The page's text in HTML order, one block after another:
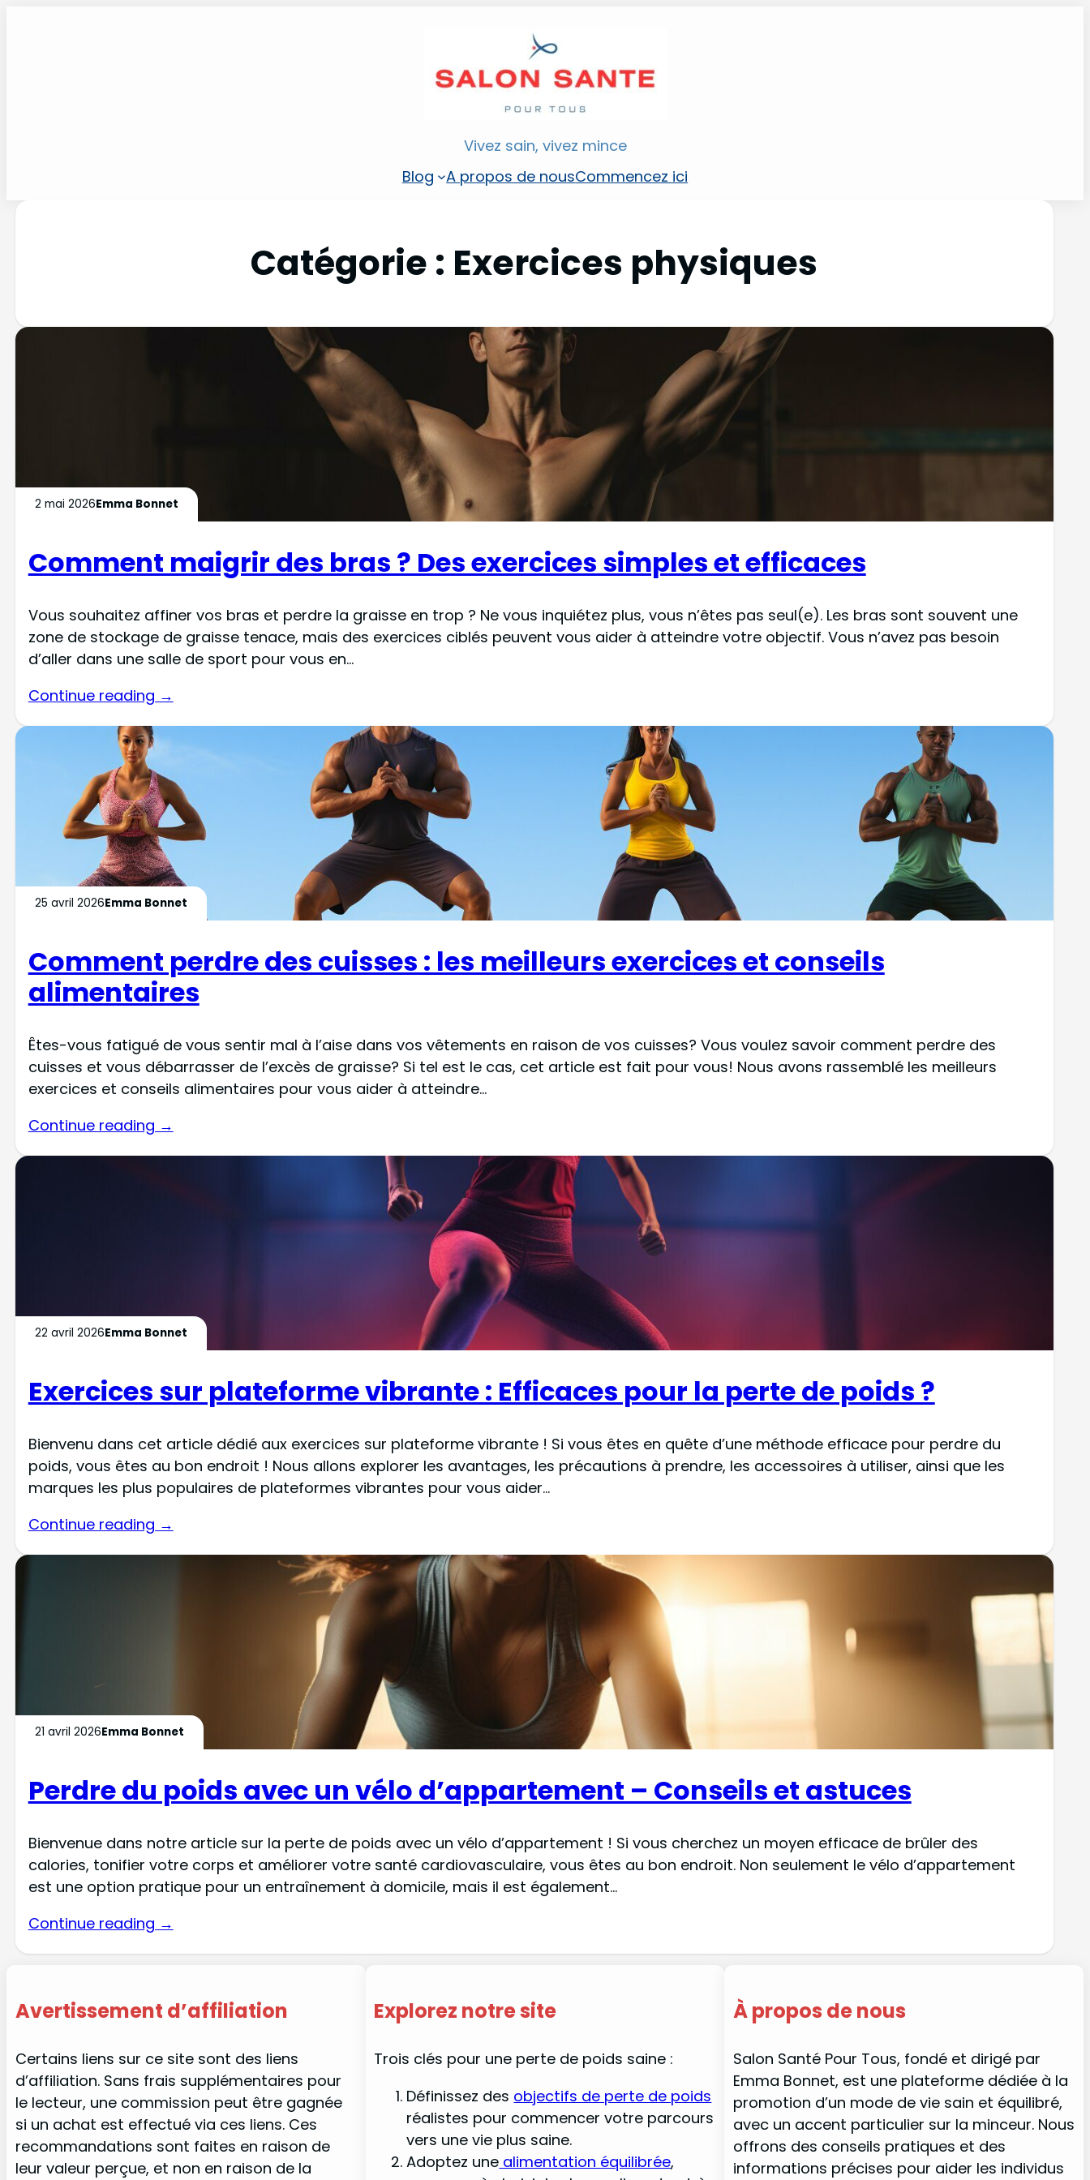
Vivez sain, vivez mince
Blog
A propos de nousCommencez ici
Catégorie : Exercices physiques
2 mai 2026Emma Bonnet
Comment maigrir des bras ? Des exercices simples et efficaces
Vous souhaitez affiner vos bras et perdre la graisse en trop ? Ne vous inquiétez plus, vous n’êtes pas seul(e). Les bras sont souvent une
zone de stockage de graisse tenace, mais des exercices ciblés peuvent vous aider à atteindre votre objectif. Vous n’avez pas besoin
d’aller dans une salle de sport pour vous en…
Continue reading →
25 avril 2026Emma Bonnet
Comment perdre des cuisses : les meilleurs exercices et conseils
alimentaires
Êtes-vous fatigué de vous sentir mal à l’aise dans vos vêtements en raison de vos cuisses? Vous voulez savoir comment perdre des
cuisses et vous débarrasser de l’excès de graisse? Si tel est le cas, cet article est fait pour vous! Nous avons rassemblé les meilleurs
exercices et conseils alimentaires pour vous aider à atteindre…
Continue reading →
22 avril 2026Emma Bonnet
Exercices sur plateforme vibrante : Efficaces pour la perte de poids ?
Bienvenu dans cet article dédié aux exercices sur plateforme vibrante ! Si vous êtes en quête d’une méthode efficace pour perdre du
poids, vous êtes au bon endroit ! Nous allons explorer les avantages, les précautions à prendre, les accessoires à utiliser, ainsi que les
marques les plus populaires de plateformes vibrantes pour vous aider…
Continue reading →
21 avril 2026Emma Bonnet
Perdre du poids avec un vélo d’appartement – Conseils et astuces
Bienvenue dans notre article sur la perte de poids avec un vélo d’appartement ! Si vous cherchez un moyen efficace de brûler des
calories, tonifier votre corps et améliorer votre santé cardiovasculaire, vous êtes au bon endroit. Non seulement le vélo d’appartement
est une option pratique pour un entraînement à domicile, mais il est également…
Continue reading →
Avertissement d’affiliation
Certains liens sur ce site sont des liens
d’affiliation. Sans frais supplémentaires pour
le lecteur, une commission peut être gagnée
si un achat est effectué via ces liens. Ces
recommandations sont faites en raison de
leur valeur perçue, et non en raison de la
Explorez notre site
Trois clés pour une perte de poids saine :
Définissez des objectifs de perte de poids
réalistes pour commencer votre parcours
vers une vie plus saine.
Adoptez une alimentation équilibrée,
À propos de nous
Salon Santé Pour Tous, fondé et dirigé par
Emma Bonnet, est une plateforme dédiée à la
promotion d’un mode de vie sain et équilibré,
avec un accent particulier sur la minceur. Nous
offrons des conseils pratiques et des
informations précises pour aider les individus